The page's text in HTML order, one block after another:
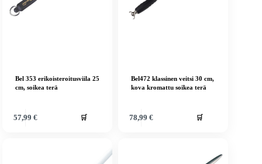
Bel 353 erikoisteroitusviila 25
cm, soikea terä
57,99 € 🛒
Bel472 klassinen veitsi 30 cm,
kova kromattu soikea terä
78,99 € 🛒